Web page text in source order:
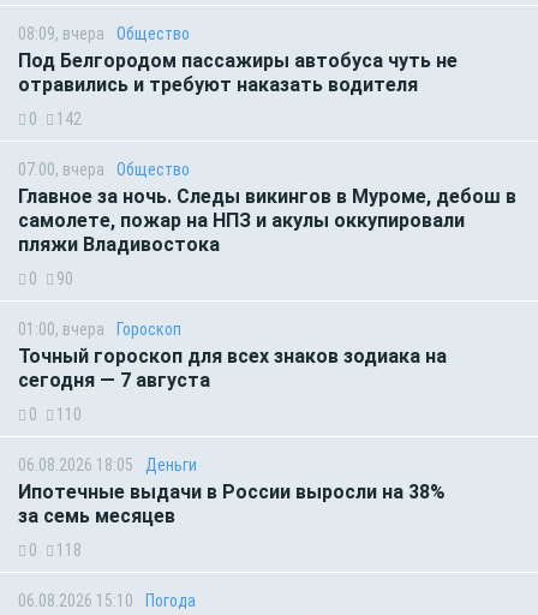
08:09, вчера Общество
Под Белгородом пассажиры автобуса чуть не
отравились и требуют наказать водителя
0 142
07:00, вчера Общество
Главное за ночь. Следы викингов в Муроме, дебош в
самолете, пожар на НПЗ и акулы оккупировали
пляжи Владивостока
0 90
01:00, вчера Гороскоп
Точный гороскоп для всех знаков зодиака на
сегодня — 7 августа
0 110
06.08.2026 18:05 Деньги
Ипотечные выдачи в России выросли на 38%
за семь месяцев
0 118
06.08.2026 15:10 Погода